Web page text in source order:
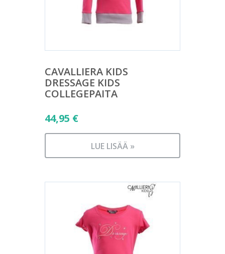
CAVALLIERA KIDS
DRESSAGE KIDS
COLLEGEPAITA
44,95 €
LUE LISÄÄ »